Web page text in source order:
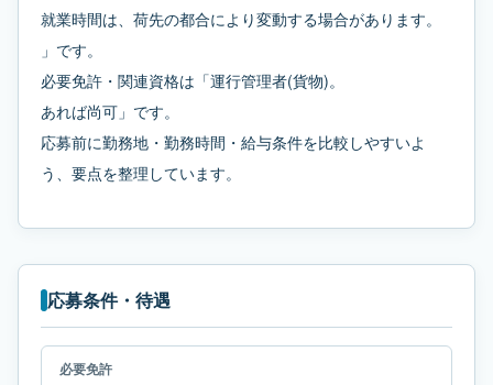
就業時間は、荷先の都合により変動する場合があります。
」です。
必要免許・関連資格は「運行管理者(貨物)。
あれば尚可」です。
応募前に勤務地・勤務時間・給与条件を比較しやすいよ
う、要点を整理しています。
応募条件・待遇
必要免許